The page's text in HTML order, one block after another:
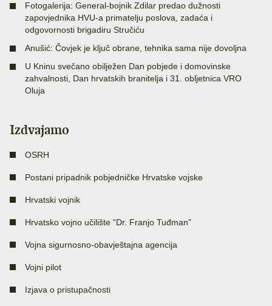
Fotogalerija: General-bojnik Zdilar predao dužnosti
zapovjednika HVU-a primatelju poslova, zadaća i
odgovornosti brigadiru Stručiću
Anušić: Čovjek je ključ obrane, tehnika sama nije dovoljna
U Kninu svečano obilježen Dan pobjede i domovinske
zahvalnosti, Dan hrvatskih branitelja i 31. obljetnica VRO
Oluja
Izdvajamo
OSRH
Postani pripadnik pobjedničke Hrvatske vojske
Hrvatski vojnik
Hrvatsko vojno učilište “Dr. Franjo Tuđman”
Vojna sigurnosno-obavještajna agencija
Vojni pilot
Izjava o pristupačnosti